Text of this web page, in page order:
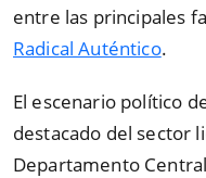
entre las principales
Radical Auténtico.
El escenario político
destacado del sector
Departamento